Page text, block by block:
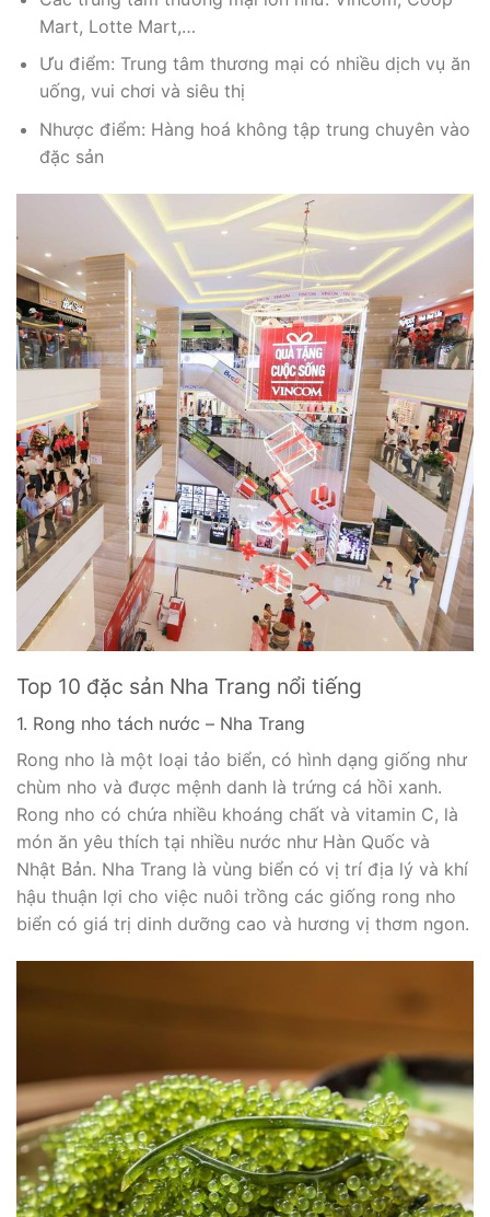
Mart, Lotte Mart,…
Ưu điểm: Trung tâm thương mại có nhiều dịch vụ ăn
uống, vui chơi và siêu thị
Nhược điểm: Hàng hoá không tập trung chuyên vào
đặc sản
Top 10 đặc sản Nha Trang nổi tiếng
1. Rong nho tách nước – Nha Trang
Rong nho là một loại tảo biển, có hình dạng giống như
chùm nho và được mệnh danh là trứng cá hồi xanh.
Rong nho có chứa nhiều khoáng chất và vitamin C, là
món ăn yêu thích tại nhiều nước như Hàn Quốc và
Nhật Bản. Nha Trang là vùng biển có vị trí địa lý và khí
hậu thuận lợi cho việc nuôi trồng các giống rong nho
biển có giá trị dinh dưỡng cao và hương vị thơm ngon.